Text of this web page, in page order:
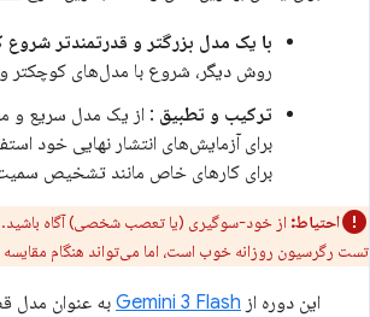
با یک مدل بزرگتر و قدرتمندتر شروع
روش دیگر، شروع با مدل‌های کوچکتر
ترکیب و تطبیق
برای کارهای خاص مانند تشخیص
احتیاط:
تست رگرسیون روزانه خوب است، اما می‌تواند هنگام مقایسه
این دوره از Gemini 3 Flash